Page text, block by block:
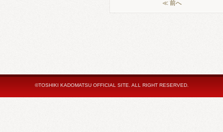
≪ 前へ
©TOSHIKI KADOMATSU OFFICIAL SITE. ALL RIGHT RESERVED.